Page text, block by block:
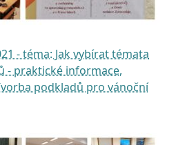
- téma: Jak vybírat témata
- praktické informace,
podkladů pro vánoční